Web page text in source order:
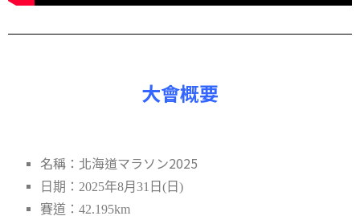
大會概要
名稱：北海道マラソン2025
日期：2025年8月31日(日)
賽道：42.195km